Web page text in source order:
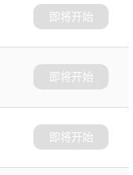
即将开始
即将开始
即将开始